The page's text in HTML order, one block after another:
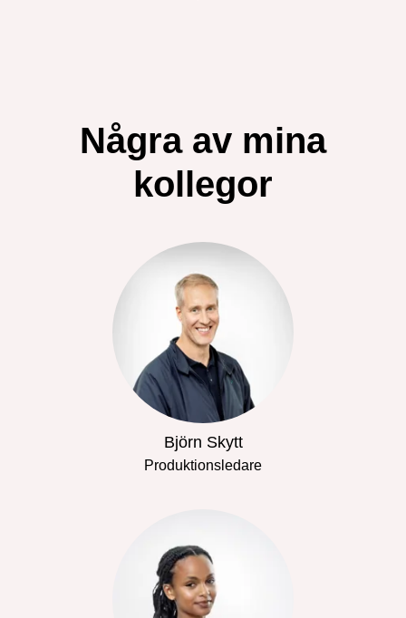
Några av mina
kollegor
Björn Skytt
Produktionsledare